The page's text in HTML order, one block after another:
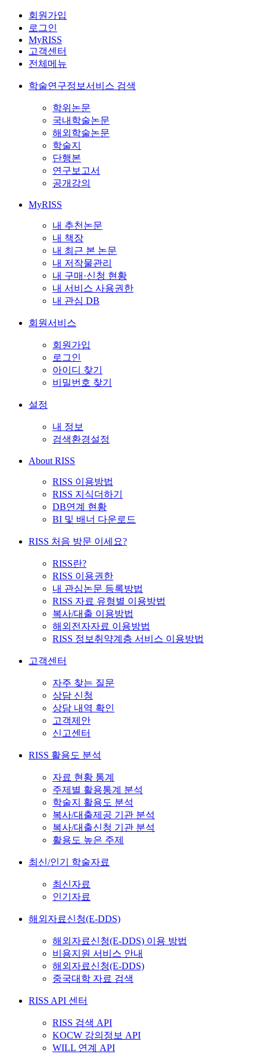
회원가입
로그인
MyRISS
고객센터
전체메뉴
학술연구정보서비스 검색
학위논문
국내학술논문
해외학술논문
학술지
단행본
연구보고서
공개강의
MyRISS
내 추천논문
내 책장
내 최근 본 논문
내 저작물관리
내 구매·신청 현황
내 서비스 사용권한
내 관심 DB
회원서비스
회원가입
로그인
아이디 찾기
비밀번호 찾기
설정
내 정보
검색환경설정
About RISS
RISS 이용방법
RISS 지식더하기
DB연계 현황
BI 및 배너 다운로드
RISS 처음 방문 이세요?
RISS란?
RISS 이용권한
내 관심논문 등록방법
RISS 자료 유형별 이용방법
복사/대출 이용방법
해외전자자료 이용방법
RISS 정보취약계층 서비스 이용방법
고객센터
자주 찾는 질문
상담 신청
상담 내역 확인
고객제안
신고센터
RISS 활용도 분석
자료 현황 통계
주제별 활용통계 분석
학술지 활용도 분석
복사/대출제공 기관 분석
복사/대출신청 기관 분석
활용도 높은 주제
최신/인기 학술자료
최신자료
인기자료
해외자료신청(E-DDS)
해외자료신청(E-DDS) 이용 방법
비용지원 서비스 안내
해외자료신청(E-DDS)
중국대학 자료 검색
RISS API 센터
RISS 검색 API
KOCW 강의정보 API
WILL 연계 API